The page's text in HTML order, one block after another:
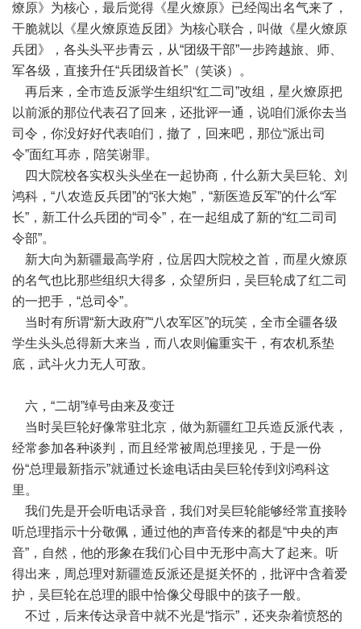
燎原》为核心，最后觉得《星火燎原》已经闯出名气来了，
干脆就以《星火燎原造反团》为核心联合，叫做《星火燎原
兵团》，各头头平步青云，从“团级干部”一步跨越旅、师、
军各级，直接升任“兵团级首长”（笑谈）。
再后来，全市造反派学生组织“红二司”改组，星火燎原把
以前派的那位代表召了回来，还批评一通，说咱们派你去当
司令，你没好好代表咱们，撤了，回来吧，那位“派出司
令”面红耳赤，陪笑谢罪。
四大院校各实权头头坐在一起协商，什么新大吴巨轮、刘
鸿科，“八农造反兵团”的“张大炮”，“新医造反军”的什么“军
长”，新工什么兵团的“司令”，在一起组成了新的“红二司司
令部”。
新大向为新疆最高学府，位居四大院校之首，而星火燎原
的名气也比那些组织大得多，众望所归，吴巨轮成了红二司
的一把手，“总司令”。
当时有所谓“新大政府”“八农军区”的玩笑，全市全疆各级
学生头头总得新大来当，而八农则偏重实干，有农机系垫
底，武斗火力无人可敌。
六，“二胡”绰号由来及变迁
当时吴巨轮好像常驻北京，做为新疆红卫兵造反派代表，
经常参加各种谈判，而且经常被周总理接见，于是一份
份“总理最新指示”就通过长途电话由吴巨轮传到刘鸿科这
里。
我们先是开会听电话录音，我们对吴巨轮能够经常直接聆
听总理指示十分敬佩，通过他的声音传来的都是“中央的声
音”，自然，他的形象在我们心目中无形中高大了起来。听
得出来，周总理对新疆造反派还是挺关怀的，批评中含着爱
护，吴巨轮在总理的眼中恰像父母眼中的孩子一般。
不过，后来传达录音中就不光是“指示”，还夹杂着愤怒的